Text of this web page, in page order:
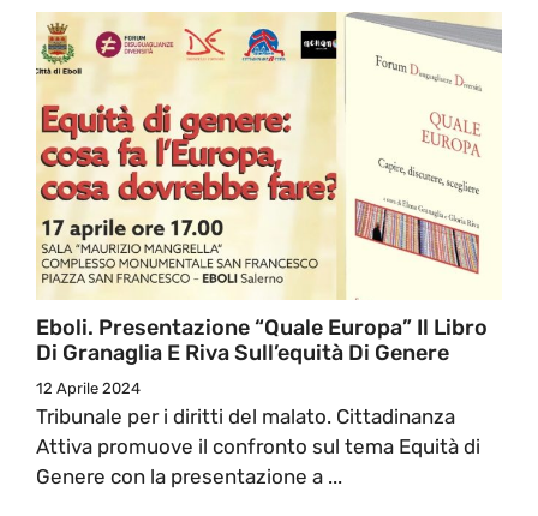
Eboli. Presentazione “Quale Europa” Il Libro
Di Granaglia E Riva Sull’equità Di Genere
12 Aprile 2024
Tribunale per i diritti del malato. Cittadinanza
Attiva promuove il confronto sul tema Equità di
Genere con la presentazione a ...